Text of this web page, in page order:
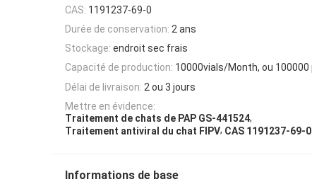
CAS: 1191237-69-0
Durée de conservation: 2 ans
Stockage: endroit sec frais
Capacité de production: 10000vials/Month, ou 100000
Délai de livraison: 2 ou 3 jours
Mettre en évidence:
Traitement de chats de PAP GS-441524,
Traitement antiviral du chat FIPV, CAS 1191237-69-0
Informations de base